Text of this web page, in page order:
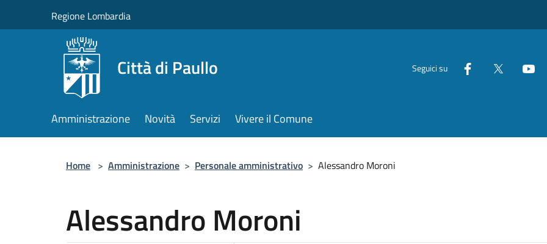
Regione Lombardia
Città di Paullo Seguici su
Amministrazione Novità Servizi Vivere il Comune
Home > Amministrazione > Personale amministrativo > Alessandro Moroni
Alessandro Moroni